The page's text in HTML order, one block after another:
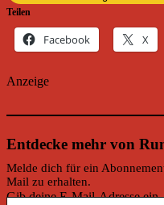
Teilen
Facebook X
Anzeige
Entdecke mehr von
Melde dich für ein
Mail zu erhalten.
Gib deine E-Mail-Adresse ein